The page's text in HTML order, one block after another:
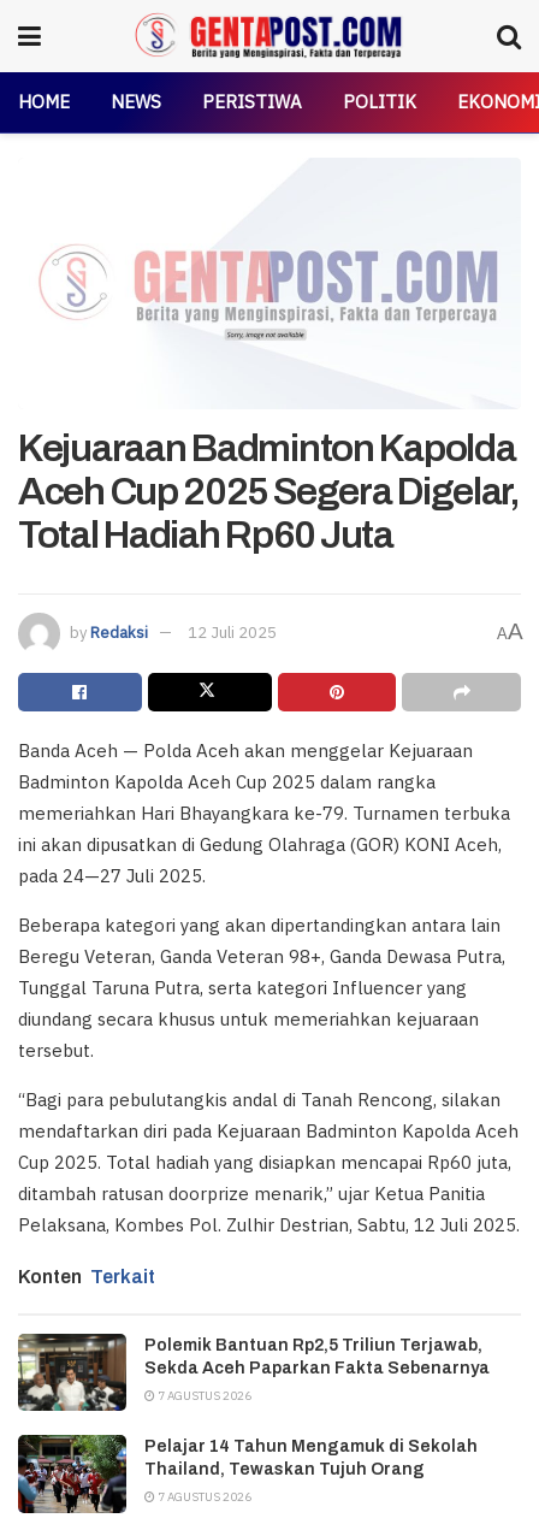
HOME NEWS PERISTIWA POLITIK
Kejuaraan Badminton Kapolda
Aceh Cup 2025 Segera Digelar,
Total Hadiah Rp60 Juta
byRedaksi 12 Juli 2025 AA
Banda Aceh — Polda Aceh akan menggelar Kejuaraan
Badminton Kapolda Aceh Cup 2025 dalam rangka
memeriahkan Hari Bhayangkara ke-79. Turnamen terbuka
ini akan dipusatkan di Gedung Olahraga (GOR) KONI Aceh,
pada 24—27 Juli 2025.
Beberapa kategori yang akan dipertandingkan antara lain
Beregu Veteran, Ganda Veteran 98+, Ganda Dewasa Putra,
Tunggal Taruna Putra, serta kategori Influencer yang
diundang secara khusus untuk memeriahkan kejuaraan
tersebut.
“Bagi para pebulutangkis andal di Tanah Rencong, silakan
mendaftarkan diri pada Kejuaraan Badminton Kapolda Aceh
Cup 2025. Total hadiah yang disiapkan mencapai Rp60 juta,
ditambah ratusan doorprize menarik,” ujar Ketua Panitia
Pelaksana, Kombes Pol. Zulhir Destrian, Sabtu, 12 Juli 2025.
Konten Terkait
Polemik Bantuan Rp2,5 Triliun Terjawab,
Sekda Aceh Paparkan Fakta Sebenarnya
7 AGUSTUS 2026
Pelajar 14 Tahun Mengamuk di Sekolah
Thailand, Tewaskan Tujuh Orang
7 AGUSTUS 2026